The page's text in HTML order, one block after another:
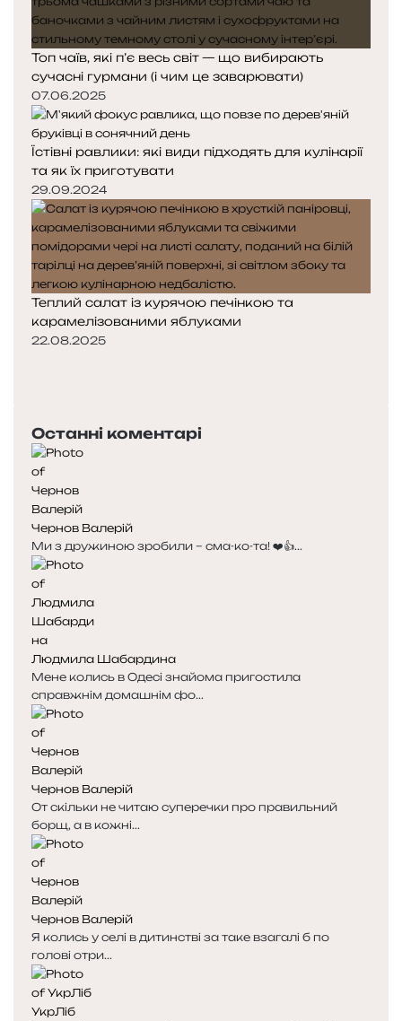
Топ чаїв, які п’є весь світ — що вибирають
сучасні гурмани (і чим це заварювати)
07.06.2025
Їстівні равлики: які види підходять для кулінарії
та як їх приготувати
29.09.2024
Теплий салат із курячою печінкою та
карамелізованими яблуками
22.08.2025
Останні коментарі
Чернов Валерій
Ми з дружиною зробили – сма-ко-та! ❤️👍...
Людмила Шабардина
Мене колись в Одесі знайома пригостила
справжнім домашнім фо...
Чернов Валерій
От скільки не читаю суперечки про правильний
борщ, а в кожні...
Чернов Валерій
Я колись у селі в дитинстві за таке взагалі б по
голові отри...
УкрЛіб